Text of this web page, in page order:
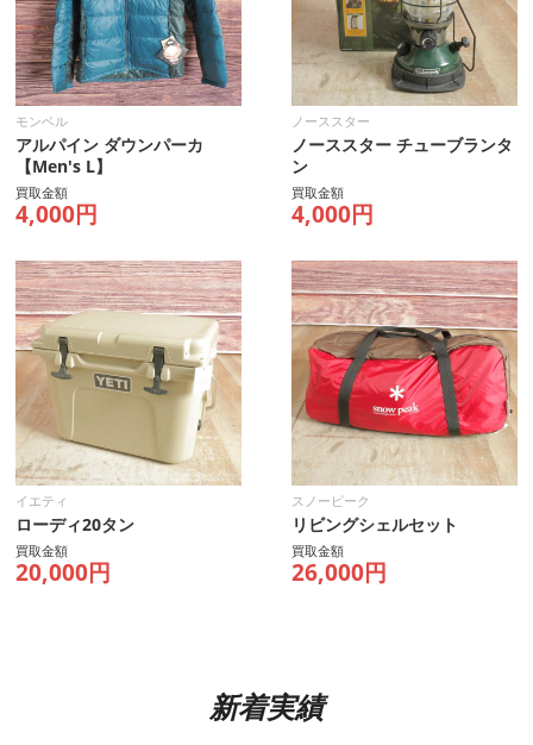
モンベル
アルパイン ダウンパーカ
【Men's L】
買取金額
4,000円
ノーススター
ノーススター チューブランタ
ン
買取金額
4,000円
イエティ
ローディ20タン
買取金額
20,000円
スノーピーク
リビングシェルセット
買取金額
26,000円
新着実績